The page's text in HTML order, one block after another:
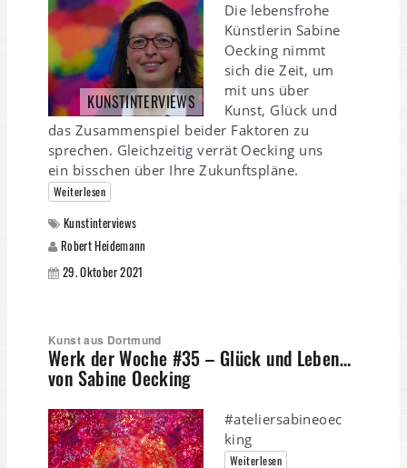
KUNSTINTERVIEWS
Die lebensfrohe
Künstlerin Sabine
Oecking nimmt
sich die Zeit, um
mit uns über
Kunst, Glück und
das Zusammenspiel beider Faktoren zu
sprechen. Gleichzeitig verrät Oecking uns
ein bisschen über Ihre Zukunftspläne.
Weiterlesen
Kunstinterviews
Robert Heidemann
29. Oktober 2021
Kunst aus Dortmund
Werk der Woche #35 – Glück und Leben…
von Sabine Oecking
#ateliersabineoec
king
Weiterlesen